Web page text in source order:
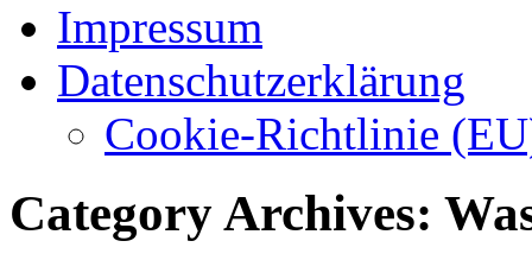
Impressum
Datenschutzerklärung
Cookie-Richtlinie
Category Archives: